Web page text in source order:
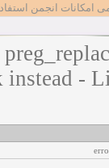
امکانات انجمن
instead -